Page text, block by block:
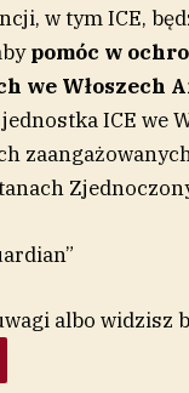
w tym ICE,
pomóc w
we Włoszech
ICE we
albo widzisz